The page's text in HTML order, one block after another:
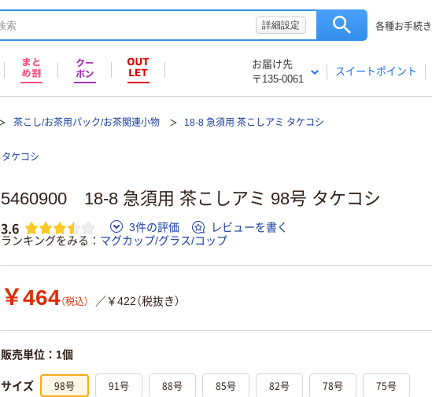
詳細設定 各種お手続き
お届け先
〒135-0061
スイートポイント
茶こし/お茶用パック/お茶関連小物 18-8 急須用 茶こしアミ タケコシ
タケコシ
5460900 18-8 急須用 茶こしアミ 98号 タケコシ
3.6 3件の評価
レビューを書く
ランキングをみる
マグカップ/グラス/コップ
￥464（税込） ／￥422（税抜き）
販売単位：1個
サイズ 98号 91号 88号 85号 82号 78号 75号